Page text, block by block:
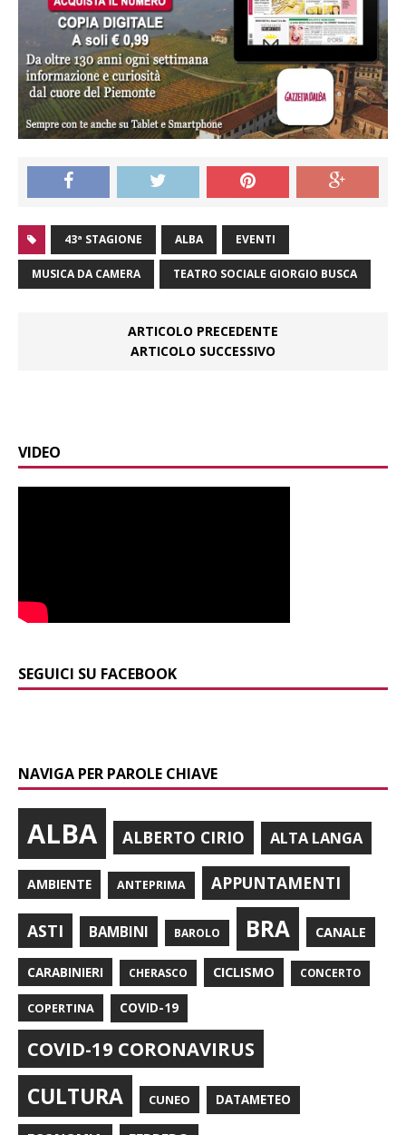
43ª STAGIONE ALBA EVENTI
MUSICA DA CAMERA TEATRO SOCIALE GIORGIO BUSCA
ARTICOLO PRECEDENTE
ARTICOLO SUCCESSIVO
VIDEO
SEGUICI SU FACEBOOK
NAVIGA PER PAROLE CHIAVE
ALBA ALBERTO CIRIO ALTA LANGA
AMBIENTE ANTEPRIMA APPUNTAMENTI
ASTI BAMBINI BAROLO BRA CANALE
CARABINIERI CHERASCO CICLISMO CONCERTO
COPERTINA COVID-19
COVID-19 CORONAVIRUS
CULTURA CUNEO DATAMETEO